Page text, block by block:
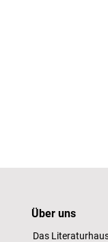
Über uns
Das